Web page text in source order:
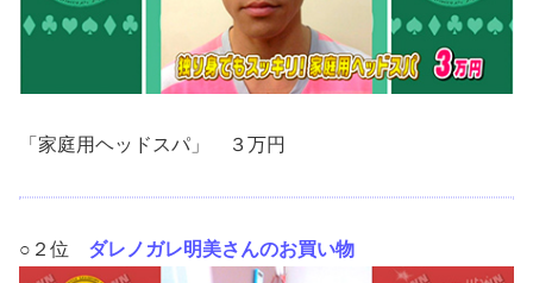
「家庭用ヘッドスパ」 ３万円
○２位 ダレノガレ明美さんのお買い物